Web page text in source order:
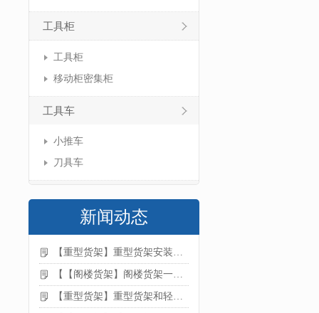
工具柜
工具柜
移动柜密集柜
工具车
小推车
刀具车
新闻动态
【重型货架】重型货架安装注意事项
【【阁楼货架】阁楼货架一般有哪些用途
【重型货架】重型货架和轻型货架的区别是什么